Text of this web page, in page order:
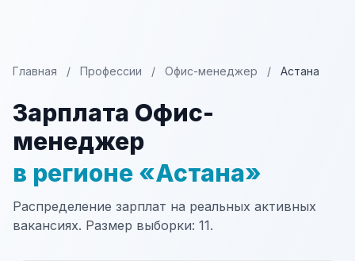
Главная / Профессии / Офис-менеджер / Астана
Зарплата Офис-
менеджер
в регионе «Астана»
Распределение зарплат на реальных активных
вакансиях. Размер выборки: 11.